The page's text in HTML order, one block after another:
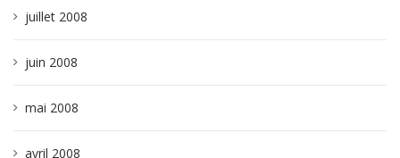
juillet 2008
juin 2008
mai 2008
avril 2008